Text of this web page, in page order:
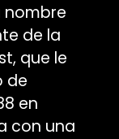
nombre
de la
que le
de
en
con una